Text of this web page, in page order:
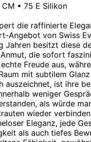
• 75 E Silikon
die raffinierte
Angebot von Swiss
Jahren besitzt diese
die sofort
Freude aus,
mit subtilem
auszeichnet, ist ihre
weniger
als würde
wieder
Eleganz, jede
als auch tiefes